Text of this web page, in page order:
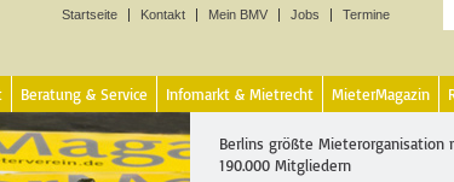
Startseite Kontakt Mein BMV Jobs Termine
Beratung & Service Infomarkt & Mietrecht MieterMagazin
Berlins größte Mieterorganisation
190.000 Mitgliedern